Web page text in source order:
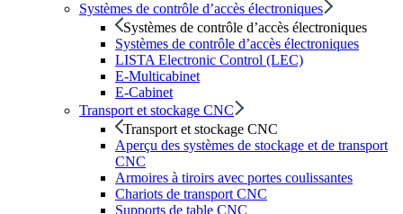
Systèmes de contrôle d’accès électroniques
Systèmes de contrôle d’accès électroniques
Systèmes de contrôle d’accès électroniques
LISTA Electronic Control (LEC)
E-Multicabinet
E-Cabinet
Transport et stockage CNC
Transport et stockage CNC
Aperçu des systèmes de stockage et de transport
CNC
Armoires à tiroirs avec portes coulissantes
Chariots de transport CNC
Supports de table CNC